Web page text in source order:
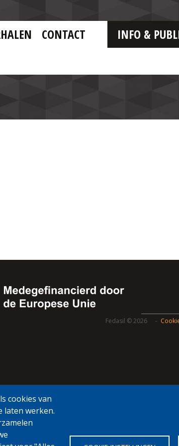
CONTACT
INFO &
cookies van
laten werken.
Fedasil © 2026